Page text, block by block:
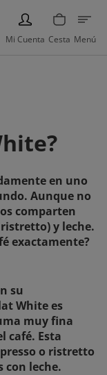
PERSON
Mi Cuenta Cesta Menú
en uno
Aunque no
comparten
y leche.
exactamente?
su
White es
muy fina
café. Esta
o ristretto
con leche.